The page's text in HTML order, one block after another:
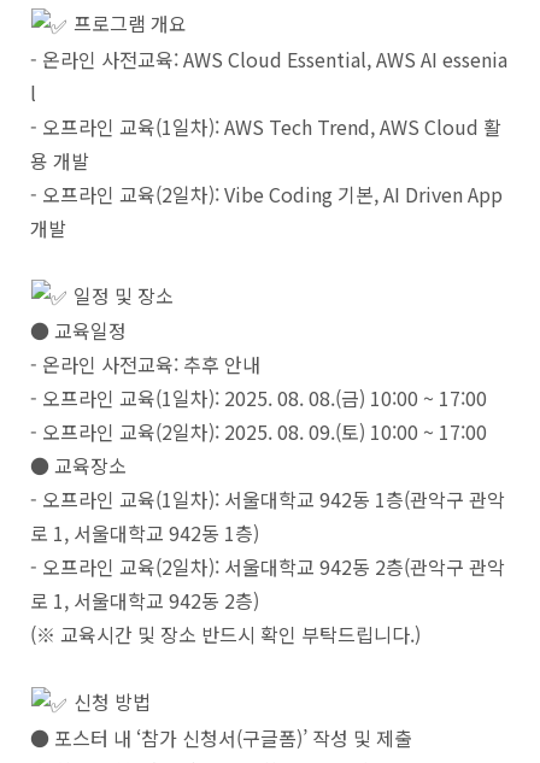
프로그램 개요
- 온라인 사전교육: AWS Cloud Essential, AWS AI essenia
l
- 오프라인 교육(1일차): AWS Tech Trend, AWS Cloud 활
용 개발
- 오프라인 교육(2일차): Vibe Coding 기본, AI Driven App
개발
일정 및 장소
● 교육일정
- 온라인 사전교육: 추후 안내
- 오프라인 교육(1일차): 2025. 08. 08.(금) 10:00 ~ 17:00
- 오프라인 교육(2일차): 2025. 08. 09.(토) 10:00 ~ 17:00
● 교육장소
- 오프라인 교육(1일차): 서울대학교 942동 1층(관악구 관악
로 1, 서울대학교 942동 1층)
- 오프라인 교육(2일차): 서울대학교 942동 2층(관악구 관악
로 1, 서울대학교 942동 2층)
(※ 교육시간 및 장소 반드시 확인 부탁드립니다.)
신청 방법
● 포스터 내 ‘참가 신청서(구글폼)’ 작성 및 제출